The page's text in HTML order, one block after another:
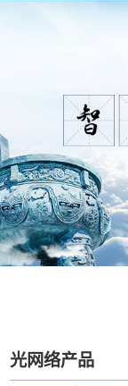
光网络产品